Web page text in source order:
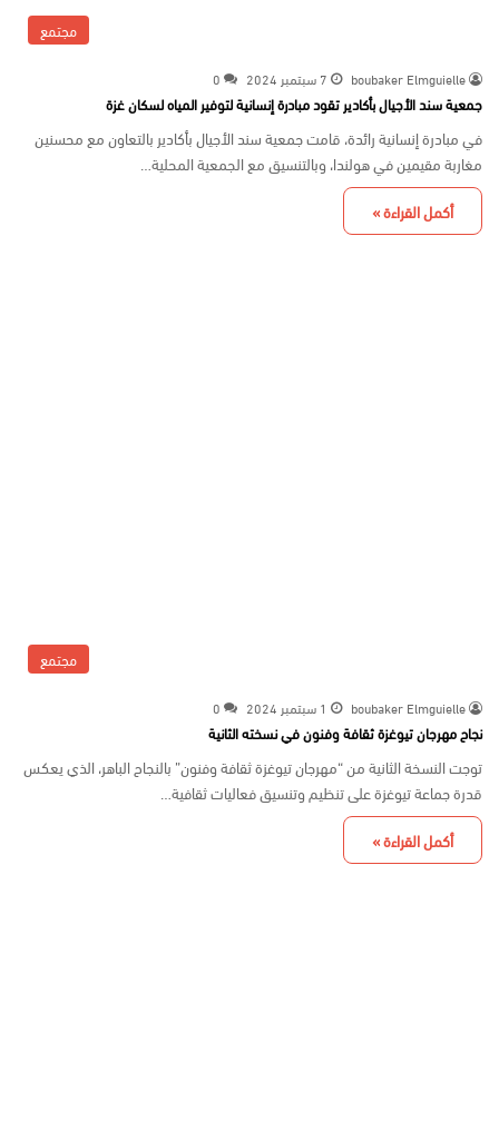
مجتمع
boubaker Elmguielle 7 سبتمبر 2024 0
جمعية سند الأجيال بأكادير تقود مبادرة إنسانية لتوفير المياه لسكان غزة
في مبادرة إنسانية رائدة، قامت جمعية سند الأجيال بأكادير بالتعاون مع محسنين
مغاربة مقيمين في هولندا، وبالتنسيق مع الجمعية المحلية…
أكمل القراءة »
مجتمع
boubaker Elmguielle 1 سبتمبر 2024 0
نجاح مهرجان تيوغزة ثقافة وفنون في نسخته الثانية
توجت النسخة الثانية من “مهرجان تيوغزة ثقافة وفنون” بالنجاح الباهر، الذي يعكس
قدرة جماعة تيوغزة على تنظيم وتنسيق فعاليات ثقافية…
أكمل القراءة »